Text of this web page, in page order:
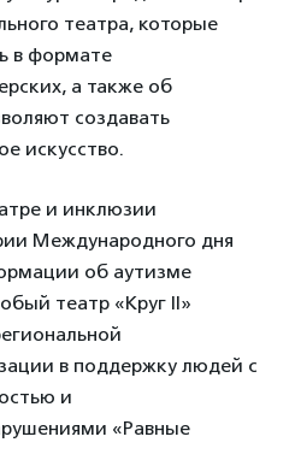
театра, которые
в формате
а также об
создавать
искусство.
и инклюзии
Международного дня
об аутизме
театр «Круг II»
в поддержку людей с
и
«Равные